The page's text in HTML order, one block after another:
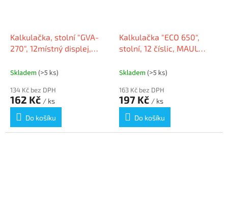
Kalkulačka, stolní "GVA-
270", 12místný displej,
Skladem (>5 ks)
134 Kč bez DPH
162 Kč / ks
Do košíku
Kalkulačka "ECO 650",
stolní, 12 číslic, MAUL
Skladem (>5 ks)
163 Kč bez DPH
197 Kč / ks
Do košíku